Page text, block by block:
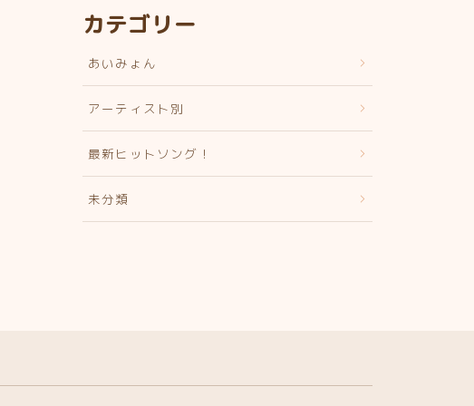
カテゴリー
あいみょん
アーティスト別
最新ヒットソング！
未分類